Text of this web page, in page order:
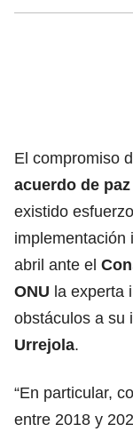
El compromiso
acuerdo de paz
existido
implementación
abril ante el
ONU la experta
obstáculos a su
Urrejola.
“En particular,
entre 2018 y